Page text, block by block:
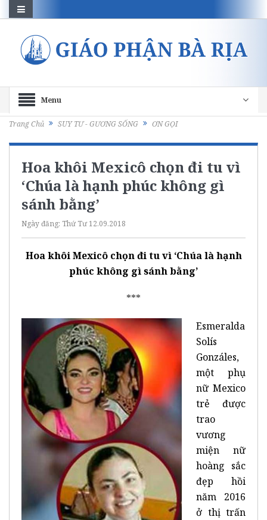
Menu
Trang Chủ SUY TƯ - GƯƠNG SỐNG ƠN GỌI
Hoa khôi Mexicô chọn đi tu vì
‘Chúa là hạnh phúc không gì
sánh bằng’
Ngày đăng: Thứ Tư 12.09.2018
Hoa khôi Mexicô chọn đi tu vì ‘Chúa là hạnh
phúc không gì sánh bằng’
***
Esmeralda
Solís
Gonzáles,
một phụ
nữ Mexico
trẻ được
trao
vương
miện nữ
hoàng sắc
đẹp hồi
năm 2016
ở thị trấn